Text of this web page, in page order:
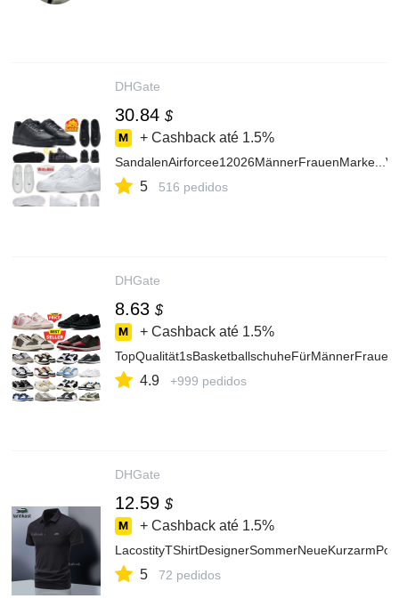
DHGate
30.84 $
+ Cashback até 1.5%
5 516 pedidos
DHGate
8.63 $
+ Cashback até 1.5%
4.9 +999 pedidos
DHGate
12.59 $
+ Cashback até 1.5%
5 72 pedidos